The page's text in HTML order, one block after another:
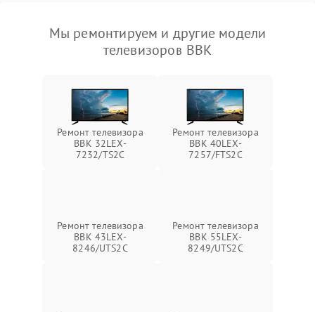
Мы ремонтируем и другие модели
телевизоров BBK
Ремонт телевизора
BBK 32LEX-
7232/TS2C
Ремонт телевизора
BBK 40LEX-
7257/FTS2C
Ремонт телевизора
BBK 43LEX-
8246/UTS2C
Ремонт телевизора
BBK 55LEX-
8249/UTS2C